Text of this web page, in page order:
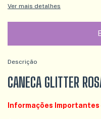
Ver mais detalhes
Descrição
CANECA GLITTER
Informações